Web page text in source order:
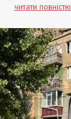
читати повністю